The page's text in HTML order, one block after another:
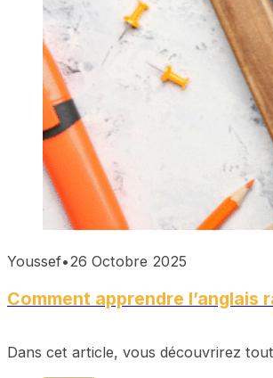
Youssef•26 Octobre 2025
Comment apprendre
Dans cet article, vous découvrirez